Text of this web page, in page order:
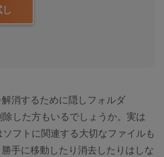
消するために隠しフォルダ
した方もいるでしょうか。実は
フトに関連する大切なファイルも
手に移動したり消去したりはしな